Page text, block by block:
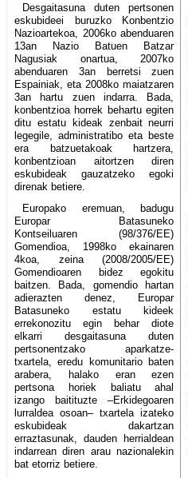
Desgaitasuna duten pertsonen
eskubideei buruzko Konbentzio
Nazioartekoa, 2006ko abenduaren
13an Nazio Batuen Batzar
Nagusiak onartua, 2007ko
abenduaren 3an berretsi zuen
Espainiak, eta 2008ko maiatzaren
3an hartu zuen indarra. Bada,
konbentzioa horrek behartu egiten
ditu estatu kideak zenbait neurri
legegile, administratibo eta beste
era batzuetakoak hartzera,
konbentzioan aitortzen diren
eskubideak gauzatzeko egoki
direnak betiere.
Europako eremuan, badugu
Europar Batasuneko
Kontseiluaren (98/376/EE)
Gomendioa, 1998ko ekainaren
4koa, zeina (2008/2005/EE)
Gomendioaren bidez egokitu
baitzen. Bada, gomendio hartan
adierazten denez, Europar
Batasuneko estatu kideek
errekonozitu egin behar diote
elkarri desgaitasuna duten
pertsonentzako aparkatze-
txartela, eredu komunitario baten
arabera, halako eran ezen
pertsona horiek baliatu ahal
izango baitituzte –Erkidegoaren
lurraldea osoan– txartela izateko
eskubideak dakartzan
erraztasunak, dauden herrialdean
indarrean diren arau nazionalekin
bat etorriz betiere.